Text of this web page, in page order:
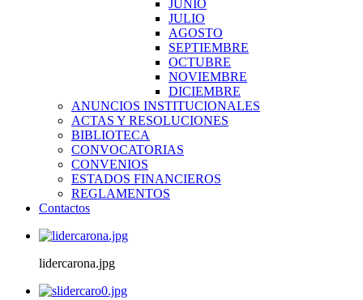
JUNIO
JULIO
AGOSTO
SEPTIEMBRE
OCTUBRE
NOVIEMBRE
DICIEMBRE
ANUNCIOS INSTITUCIONALES
ACTAS Y RESOLUCIONES
BIBLIOTECA
CONVOCATORIAS
CONVENIOS
ESTADOS FINANCIEROS
REGLAMENTOS
Contactos
lidercarona.jpg